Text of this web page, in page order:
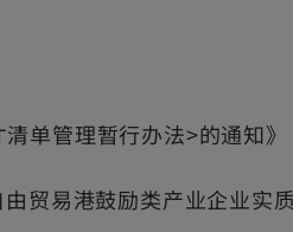
单管理暂行办法>的通知
贸易港鼓励类产业企业实